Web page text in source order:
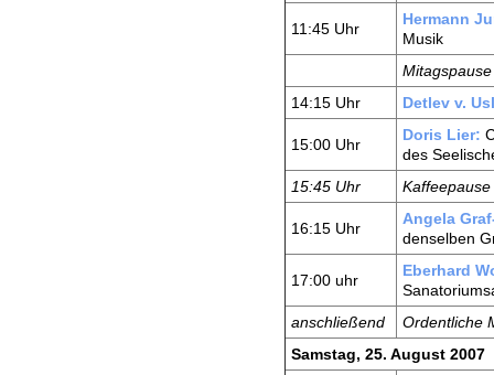
11:45 Uhr
Hermann
Musik
Mitagspause
14:15 Uhr
Detlev v.
15:00 Uhr
Doris Lier:
des
15:45 Uhr
Kaffeepause
16:15 Uhr
Angela
denselben
17:00 uhr
Eberhard
anschließend
Ordentliche
Samstag, 25. August 2007